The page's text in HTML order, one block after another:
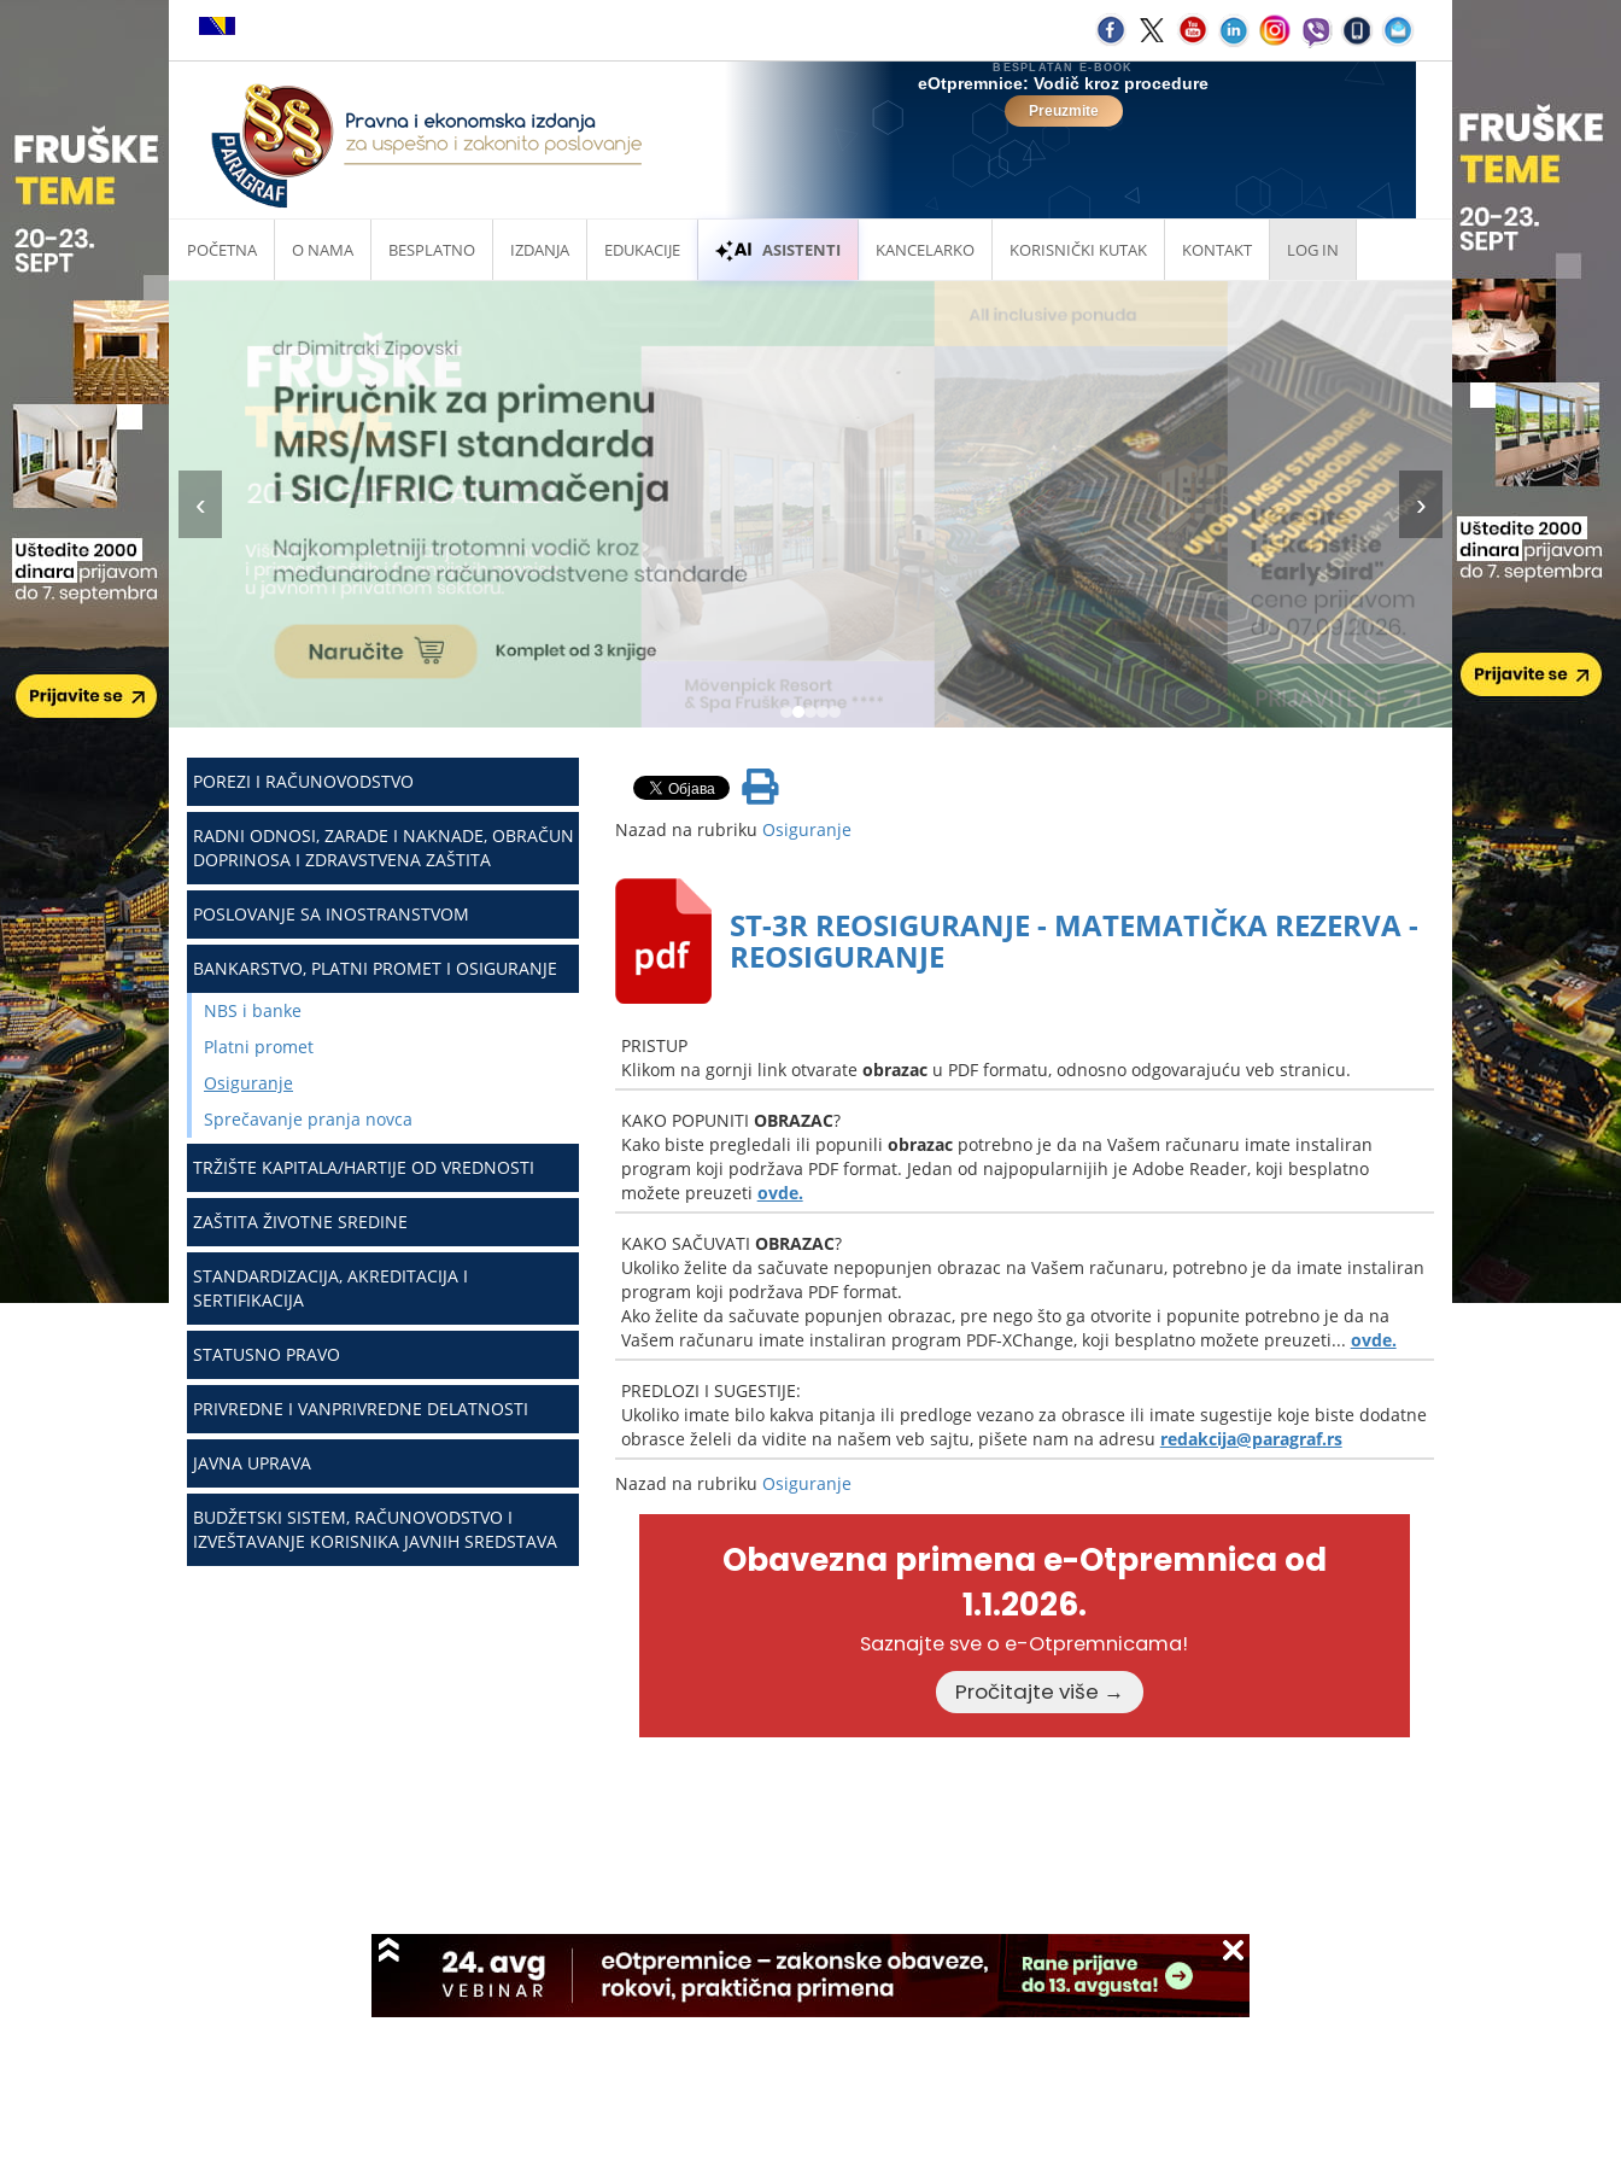
POČETNA O NAMA BESPLATNO IZDANJA EDUKACIJE ASISTENTI KANCELARKO KORISNIČKI KUTAK KONTAKT LOG IN
POREZI I RAČUNOVODSTVO
RADNI ODNOSI, ZARADE I NAKNADE, OBRAČUN
DOPRINOSA I ZDRAVSTVENA ZAŠTITA
POSLOVANJE SA INOSTRANSTVOM
BANKARSTVO, PLATNI PROMET I OSIGURANJE
NBS i banke
Platni promet
Osiguranje
Sprečavanje pranja novca
TRŽIŠTE KAPITALA/HARTIJE OD VREDNOSTI
ZAŠTITA ŽIVOTNE SREDINE
STANDARDIZACIJA, AKREDITACIJA I
SERTIFIKACIJA
STATUSNO PRAVO
PRIVREDNE I VANPRIVREDNE DELATNOSTI
JAVNA UPRAVA
BUDŽETSKI SISTEM, RAČUNOVODSTVO I
IZVEŠTAVANJE KORISNIKA JAVNIH SREDSTAVA
Nazad na rubriku Osiguranje
ST-3R REOSIGURANJE - MATEMATIČKA REZERVA -
REOSIGURANJE
PRISTUP
Klikom na gornji link otvarate obrazacu PDF formatu, odnosno odgovarajuću veb stranicu.
KAKO POPUNITI OBRAZAC?
Kako biste pregledali ili popunili obrazacpotrebno je da na Vašem računaru imate instaliran
program koji podržava PDF format. Jedan od najpopularnijih je Adobe Reader, koji besplatno
možete preuzeti ovde.
KAKO SAČUVATI OBRAZAC?
Ukoliko želite da sačuvate nepopunjen obrazac na Vašem računaru, potrebno je da imate instaliran
program koji podržava PDF format.
Ako želite da sačuvate popunjen obrazac, pre nego što ga otvorite i popunite potrebno je da na
Vašem računaru imate instaliran program PDF-XChange, koji besplatno možete preuzeti... ovde.
PREDLOZI I SUGESTIJE:
Ukoliko imate bilo kakva pitanja ili predloge vezano za obrasce ili imate sugestije koje biste dodatne
obrasce želeli da vidite na našem veb sajtu, pišete nam na adresu redakcija@paragraf.rs
Nazad na rubriku Osiguranje
Obavezna primena e-Otpremnica od
1.1.2026.
Saznajte sve o e-Otpremnicama!
Pročitajte više →